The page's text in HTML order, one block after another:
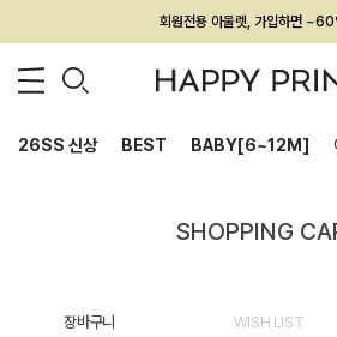
회원전용 아울렛, 가입하면
멤버십 최대 28,000원 혜
26SS 신상 BEST BABY[6~12M]
SHOPPING
장바구니 WISH LIST